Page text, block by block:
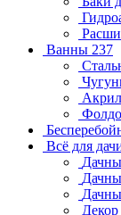
Ванны 237
Всё для
Декор